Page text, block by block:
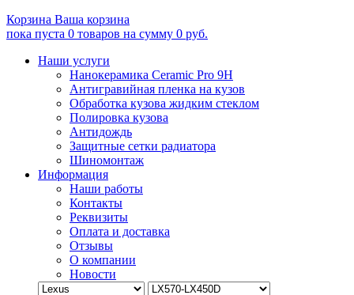
Корзина Ваша корзина
пока пуста 0 товаров на сумму 0 руб.
Наши услуги
Нанокерамика Ceramic Pro 9H
Антигравийная пленка на кузов
Обработка кузова жидким стеклом
Полировка кузова
Антидождь
Защитные сетки радиатора
Шиномонтаж
Информация
Наши работы
Контакты
Реквизиты
Оплата и доставка
Отзывы
О компании
Новости